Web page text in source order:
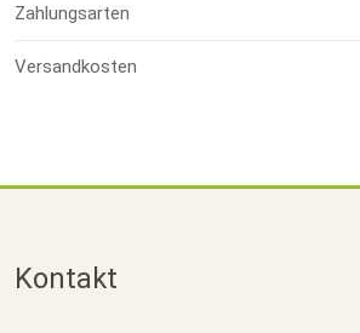
Zahlungsarten
Versandkosten
Kontakt